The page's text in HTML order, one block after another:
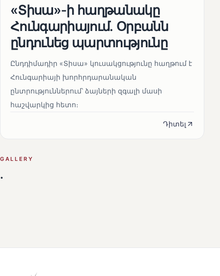
«Տիսա»-ի հաղթանակը
Հունգարիայում․ Օրբանն
ընդունեց պարտությունը
Ընդդիմադիր «Տիսա» կուսակցությունը հաղթում է
Հունգարիայի խորհրդարանական
ընտրություններում՝ ձայների զգալի մասի
հաշվարկից հետո։
Դիտել
GALLERY
.